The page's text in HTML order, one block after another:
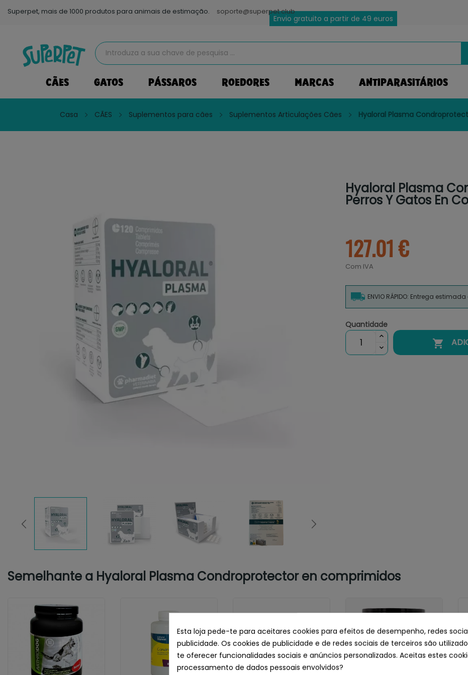
Superpet, mais de 1000 produtos para animais de estimação. soporte@superpet.club
Envio gratuito a partir de 49 euros
CÃES GATOS PÁSSAROS ROEDORES MARCAS ANTIPARASITÁRIOS
Casa CÃES Suplementos para cães Suplementos Articulações Cães Hyaloral Plasma
Hyaloral Plasma
Perros Y Gatos En
127.01 €
Com IVA
ENVIO RÁPIDO: Entrega
Quantidade

Semelhante a Hyaloral Plasma Condroprotector en comprimidos
Esta loja pede-te para aceitares cookies para efeitos de desempenho, redes
publicidade. Os cookies de publicidade e de redes sociais de terceiros são
te oferecer funcionalidades sociais e anúncios personalizados. Aceitas estes
processamento de dados pessoais envolvidos?